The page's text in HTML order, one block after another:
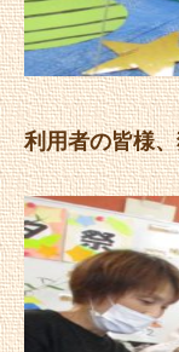
利用者の皆様